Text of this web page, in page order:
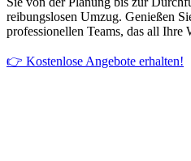
reibungslosen Umzug. Genießen
professionellen Teams, das all Ihre
👉 Kostenlose Angebote erhalten!